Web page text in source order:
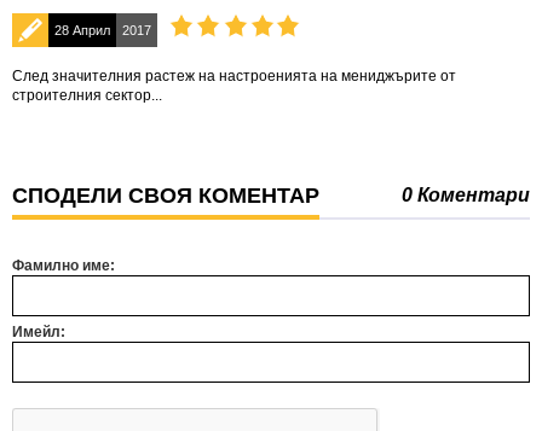
28 Април 2017
След значителния растеж на настроенията на мениджърите от
строителния сектор...
СПОДЕЛИ СВОЯ КОМЕНТАР 0 Коментари
Фамилно име:
Имейл: